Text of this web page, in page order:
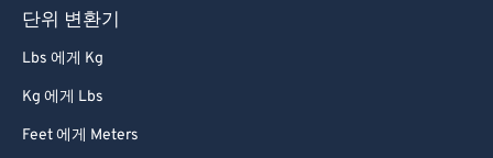
단위 변환기
Lbs 에게 Kg
Kg 에게 Lbs
Feet 에게 Meters